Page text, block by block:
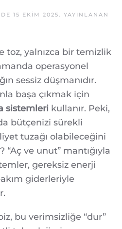
15 EKIM 2025. YAYINLANAN
toz, yalnızca bir temizlik
operasyonel
sessiz düşmanıdır.
başa çıkmak için
sistemleri kullanır. Peki,
bütçenizi sürekli
tuzağı olabileceğini
ve unut” mantığıyla
gereksiz enerji
giderleriyle
bu verimsizliğe “dur”